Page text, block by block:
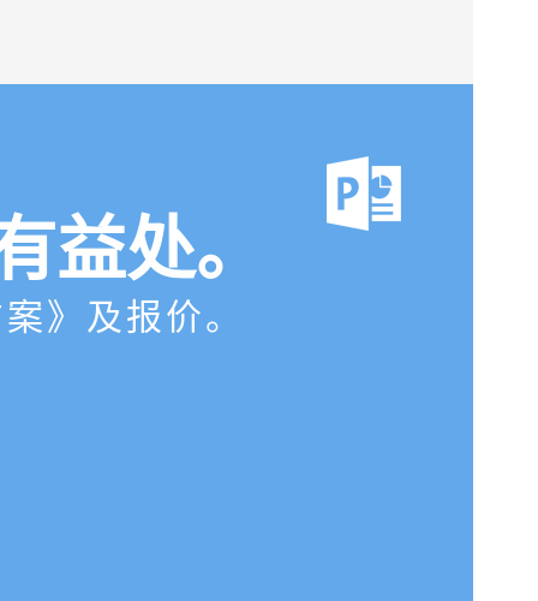
益处。
》及报价。